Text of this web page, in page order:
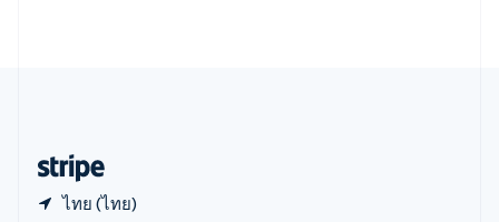
ไทย (ไทย)